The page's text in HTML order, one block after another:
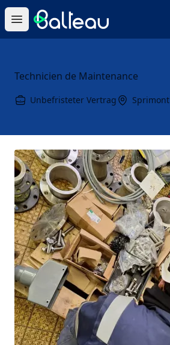
Open main menu
Balteau
Technicien de Maintenance
Unbefristeter Vertrag Sprimont